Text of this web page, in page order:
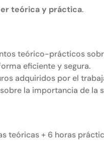
teórica y práctica.
teórico-prácticos
eficiente y segura.
adquiridos por el
la importancia de la
teóricas + 6 horas